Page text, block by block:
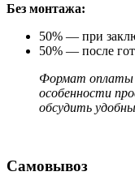
Без монтажа:
50% — при
50% — после
Формат
особенности
обсудить
Самовывоз